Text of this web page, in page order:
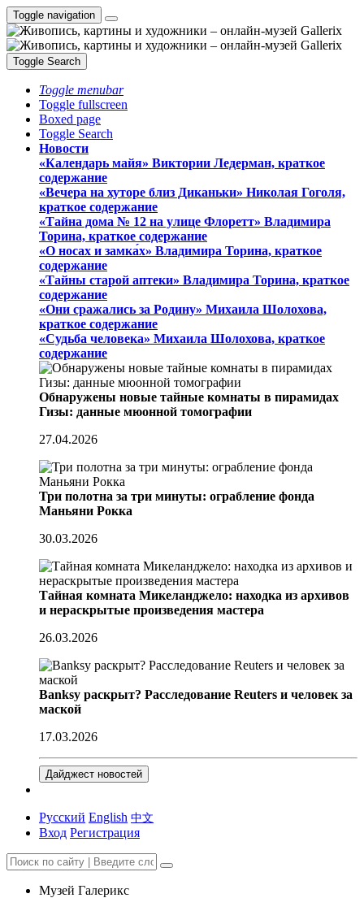
Toggle navigation
Toggle Search
Toggle menubar
Toggle fullscreen
Boxed page
Toggle Search
Новости
«Календарь майя» Виктории Ледерман, краткое
содержание
«Вечера на хуторе близ Диканьки» Николая Гоголя,
краткое содержание
«Тайна дома № 12 на улице Флоретт» Владимира
Торина, краткое содержание
«О носах и замка́х» Владимира Торина, краткое
содержание
«Тайны старой аптеки» Владимира Торина, краткое
содержание
«Они сражались за Родину» Михаила Шолохова,
краткое содержание
«Судьба человека» Михаила Шолохова, краткое
содержание
Обнаружены новые тайные комнаты в пирамидах
Гизы: данные мюонной томографии
27.04.2026
Три полотна за три минуты: ограбление фонда
Маньяни Рокка
30.03.2026
Тайная комната Микеланджело: находка из архивов
и нераскрытые произведения мастера
26.03.2026
Banksy раскрыт? Расследование Reuters и человек за
маской
17.03.2026
Дайджест новостей
Русский English 中文
Вход Регистрация
Музей Галерикс